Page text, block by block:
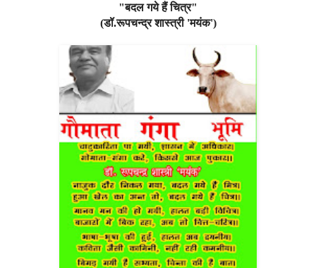
"बदल गये हैं चित्र"
(डॉ.रूपचन्द्र शास्त्री 'मयंक')